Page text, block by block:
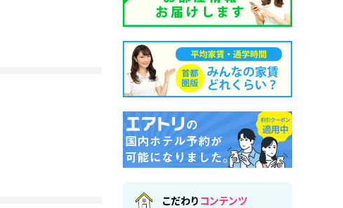
こだわり コンテンツ